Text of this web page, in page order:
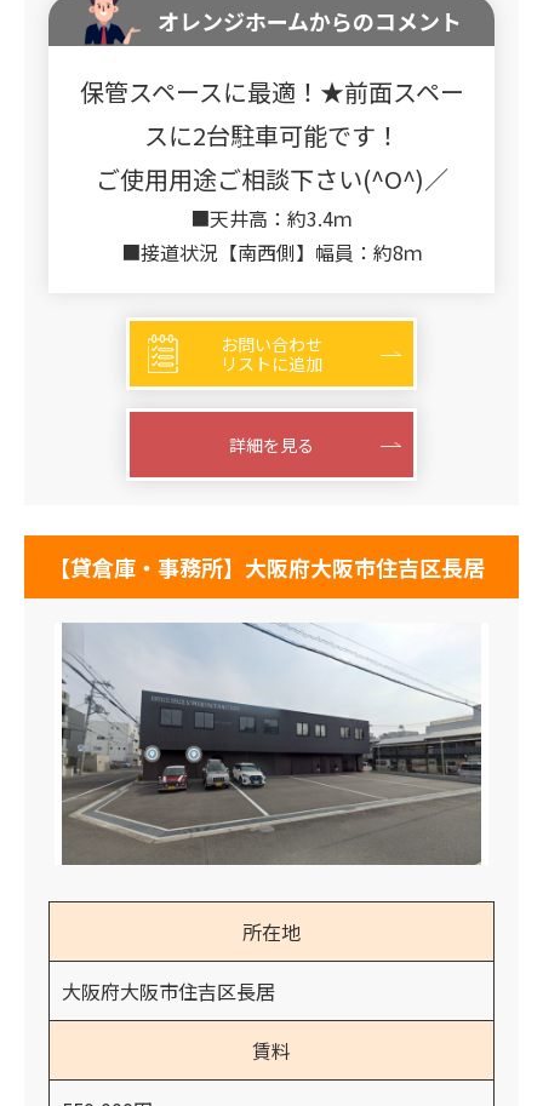
オレンジホームからのコメント
保管スペースに最適！★前面スペー
スに2台駐車可能です！
ご使用用途ご相談下さい(^O^)／
■天井高：約3.4ｍ
■接道状況【南西側】幅員：約8ｍ
お問い合わせ
リストに追加
詳細を見る
【貸倉庫・事務所】大阪府大阪市住吉区長居
所在地
大阪府大阪市住吉区長居
賃料